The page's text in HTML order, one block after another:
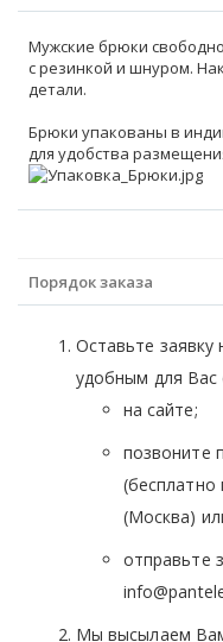
Мужские брюки
с резинкой и шнуром.
детали.
Брюки упакованы в
для удобства
Порядок заказа
Оставьте
удобным для Вас
на сайте;
позвоните
(бесплатно
(Москва)
отправьте
Мы высылаем